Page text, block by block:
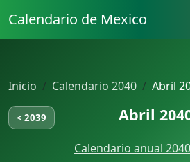
Calendario de Mexico
Inicio Calendario 2040 Abril
< 2039 Abril
Calendario anual